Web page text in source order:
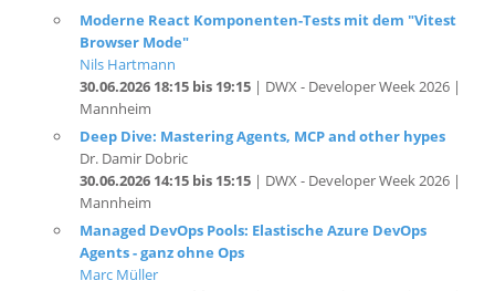
Nils Hartmann
30.06.2026 18:15 bis 19:15
Mannheim
Deep Dive: Mastering Agents, MCP and other hypes
Dr. Damir Dobric
30.06.2026 14:15 bis 15:15| DWX - Developer Week 2026 |
Mannheim
Managed DevOps Pools: Elastische Azure DevOps
Agents - ganz ohne Ops
Marc Müller
30.06.2026 14:15 bis 15:15
Mannheim